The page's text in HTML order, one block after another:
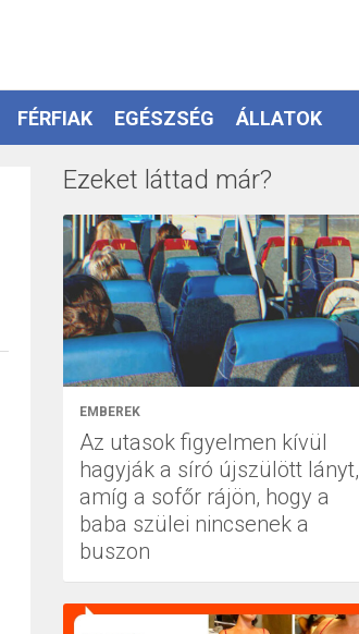
FÉRFIAK EGÉSZSÉG ÁLLATOK
Ezeket láttad már?
EMBEREK
Az utasok figyelmen kívül
hagyják a síró újszülött lányt,
amíg a sofőr rájön, hogy a
baba szülei nincsenek a
buszon